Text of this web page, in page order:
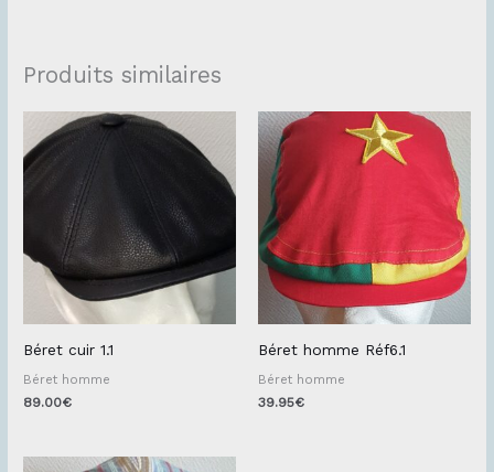
Produits similaires
Béret cuir 1.1
Béret homme
89.00€
Béret homme Réf6.1
Béret homme
39.95€